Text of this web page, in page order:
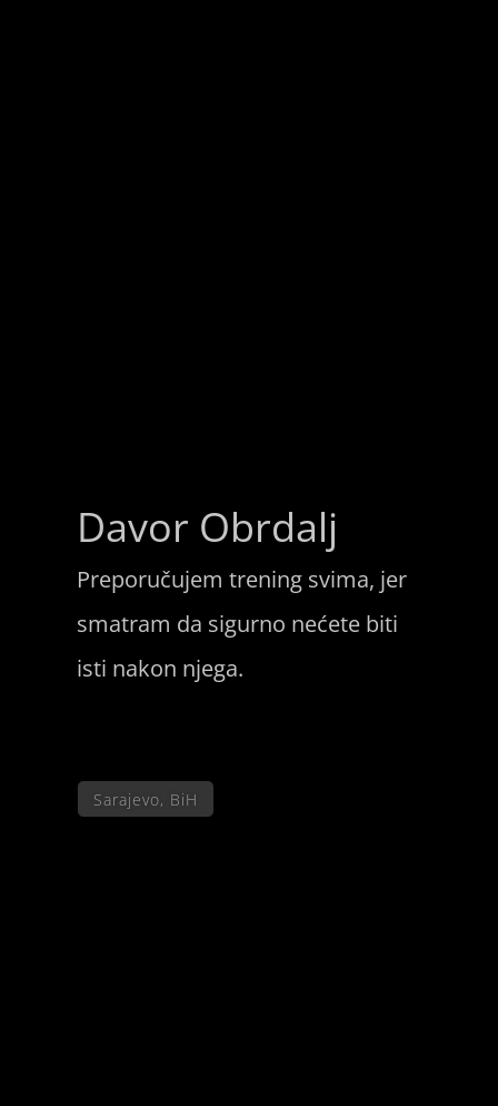
Davor Obrdalj
Preporučujem trening svima, jer
smatram da sigurno nećete biti
isti nakon njega.
Sarajevo, BiH